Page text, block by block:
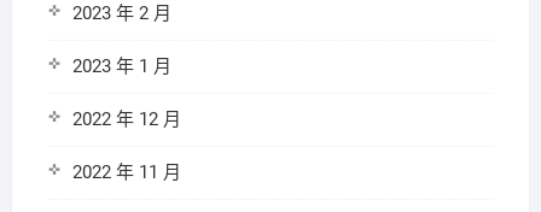
2023 年 2 月
2023 年 1 月
2022 年 12 月
2022 年 11 月